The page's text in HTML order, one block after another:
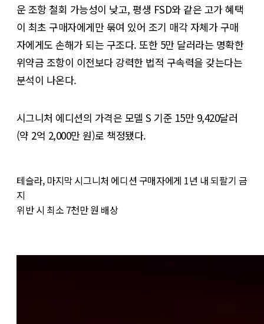
운 조항 철회 가능성이 낮고, 평생 FSD와 같은 고가 혜택
이 최초 구매자에게만 묶여 있어 조기 매각 자체가 구매
자에게도 손해가 되는 구조다. 또한 5만 달러라는 명확한
위약금 조항이 이전보다 강력한 법적 구속력을 갖는다는
분석이 나온다.
시그니처 에디션의 가격은 모델 S 기준 15만 9,420달러
(약 2억 2,000만 원)로 책정됐다.
테슬라, 마지막 시그니처 에디션 구매자에게 1년 내 되팔기 금
지
위반 시 최소 7천만 원 배상